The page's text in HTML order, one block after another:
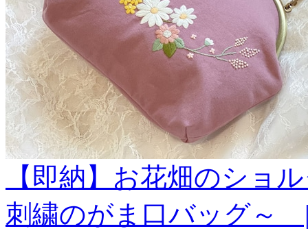
【即納】お花畑のショ
刺繍のがま口バッグ～ |